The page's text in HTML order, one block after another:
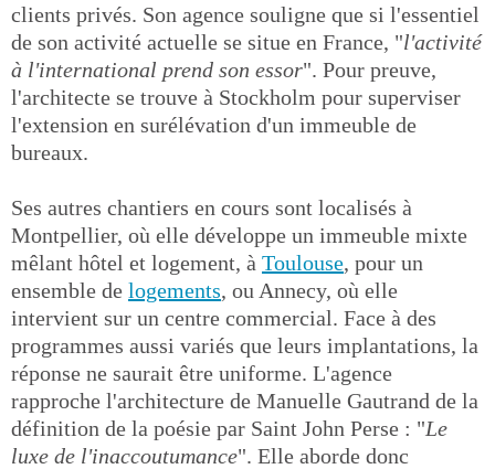
clients privés. Son agence souligne que si l'essentiel
de son activité actuelle se situe en France, "l'activité
à l'international prend son essor". Pour preuve,
l'architecte se trouve à Stockholm pour superviser
l'extension en surélévation d'un immeuble de
bureaux.
Ses autres chantiers en cours sont localisés à
Montpellier, où elle développe un immeuble mixte
mêlant hôtel et logement, à Toulouse, pour un
ensemble de logements, ou Annecy, où elle
intervient sur un centre commercial. Face à des
programmes aussi variés que leurs implantations, la
réponse ne saurait être uniforme. L'agence
rapproche l'architecture de Manuelle Gautrand de la
définition de la poésie par Saint John Perse : "Le
luxe de l'inaccoutumance". Elle aborde donc